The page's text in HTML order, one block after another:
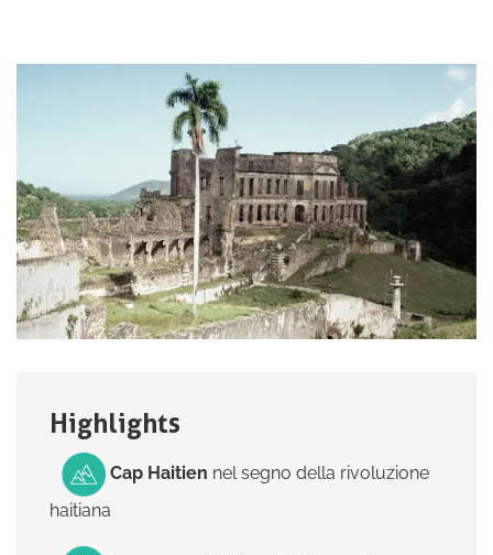
Highlights
Cap Haitien nel segno della rivoluzione
haitiana